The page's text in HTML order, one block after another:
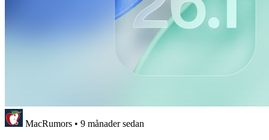
MacRumors • 9 månader sedan